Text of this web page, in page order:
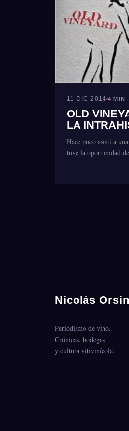
11 DIC 2014 4 MIN
OLD
LA
Hace poco asistí a
tuve la oportunidad
Nicolás
Periodismo de vino.
Crónicas, bodegas
y cultura vitivinícola.